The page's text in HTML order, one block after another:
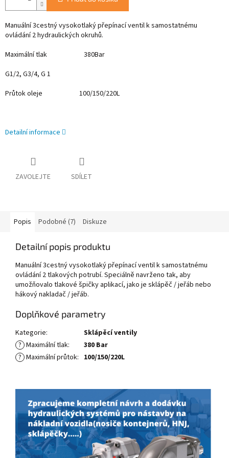
Manuální 3cestný vysokotlaký přepínací ventil k samostatnému
ovládání 2 hydraulických okruhů.
Maximální tlak 380Bar
G1/2, G3/4, G 1
Průtok oleje 100/150/220L
Detailní informace
ZAVOLEJTE SDÍLET
Popis Podobné (7) Diskuze
Detailní popis produktu
Manuální 3cestný vysokotlaký přepínací ventil k samostatnému
ovládání 2 tlakových potrubí. Speciálně navrženo tak, aby
umožňovalo tlakové špičky aplikací, jako je sklápěč / jeřáb nebo
hákový nakladač / jeřáb.
Doplňkové parametry
Kategorie:
Sklápěcí ventily
? Maximální tlak:
380 Bar
? Maximální průtok: 100/150/220L